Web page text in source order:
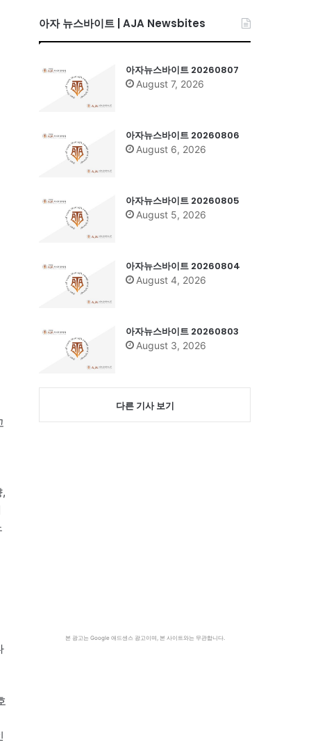
아자 뉴스바이트 | AJA Newsbites
아자뉴스바이트 20260807
August 7, 2026
아자뉴스바이트 20260806
August 6, 2026
아자뉴스바이트 20260805
August 5, 2026
아자뉴스바이트 20260804
August 4, 2026
아자뉴스바이트 20260803
August 3, 2026
다른 기사 보기
본 광고는 Google 애드센스 광고이며, 본 사이트와는 무관합니다.